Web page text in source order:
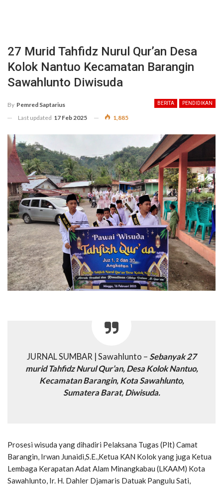
27 Murid Tahfidz Nurul Qur’an Desa
Kolok Nantuo Kecamatan Barangin
Sawahlunto Diwisuda
BERITA PENDIDIKAN
By Pemred Saptarius
Last updated 17 Feb 2025 1,885
JURNAL SUMBAR | Sawahlunto – Sebanyak 27
murid Tahfidz Nurul Qur’an, Desa Kolok Nantuo,
Kecamatan Barangin, Kota Sawahlunto,
Sumatera Barat, Diwisuda.
Prosesi wisuda yang dihadiri Pelaksana Tugas (Plt) Camat
Barangin, Irwan Junaidi,S.E.,Ketua KAN Kolok yang juga Ketua
Lembaga Kerapatan Adat Alam Minangkabau (LKAAM) Kota
Sawahlunto, Ir. H. Dahler Djamaris Datuak Pangulu Sati,